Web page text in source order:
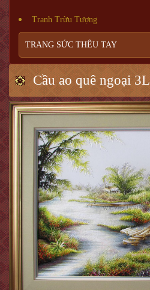
Tranh Trừu Tượng
TRANG SỨC THÊU TAY
Cầu ao quê ngoại 3L